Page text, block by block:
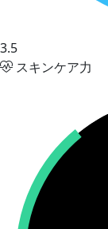
3.5
スキンケア力